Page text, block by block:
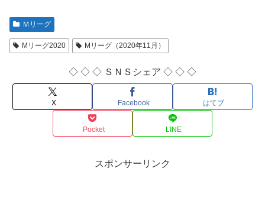
Ｍリーグ
Mリーグ2020 Mリーグ（2020年11月）
◇ ◇ ◇ ＳＮＳシェア ◇ ◇ ◇
X Facebook はてブ
Pocket LINE
スポンサーリンク